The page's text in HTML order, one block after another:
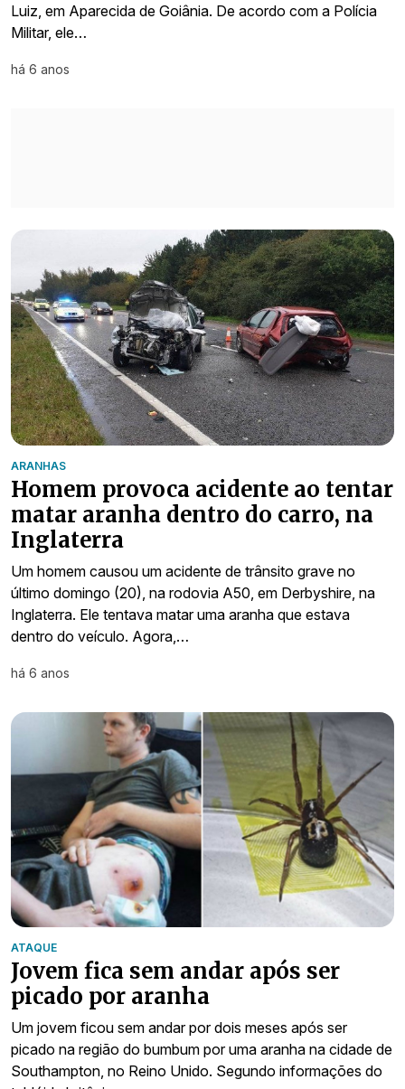
Luiz, em Aparecida de Goiânia. De acordo com a Polícia
Militar, ele…
há 6 anos
ARANHAS
Homem provoca acidente ao tentar
matar aranha dentro do carro, na
Inglaterra
Um homem causou um acidente de trânsito grave no
último domingo (20), na rodovia A50, em Derbyshire, na
Inglaterra. Ele tentava matar uma aranha que estava
dentro do veículo. Agora,…
há 6 anos
ATAQUE
Jovem fica sem andar após ser
picado por aranha
Um jovem ficou sem andar por dois meses após ser
picado na região do bumbum por uma aranha na cidade de
Southampton, no Reino Unido. Segundo informações do